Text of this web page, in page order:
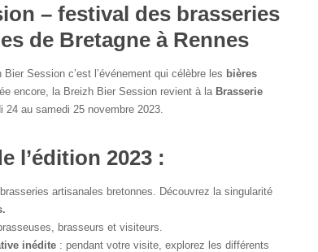
– festival des brasseries
de Bretagne à Rennes
Session c’est l’événement qui célèbre les bières
encore, la Breizh Bier Session revient à la Brasserie
24 au samedi 25 novembre 2023.
l’édition 2023 :
artisanales bretonnes. Découvrez la singularité
brasseurs et visiteurs.
inédite : pendant votre visite, explorez les différents